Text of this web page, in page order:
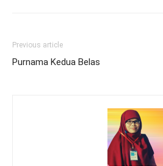
Previous article
Purnama Kedua Belas